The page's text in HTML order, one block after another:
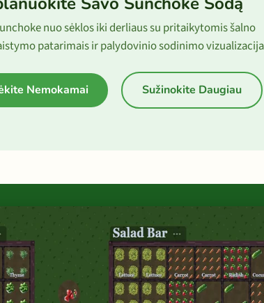
nuo sėklos iki derliaus su pritaikytomis šalno
patarimais ir palydovinio sodinimo
Nemokamai Sužinokite Daugiau